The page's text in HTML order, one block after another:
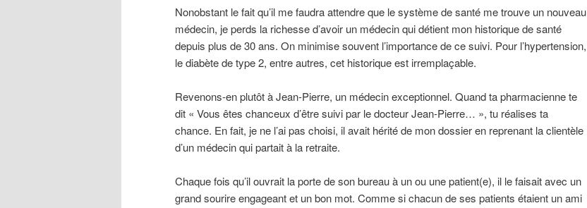
Nonobstant le fait qu’il me faudra attendre que le système de santé me trouve un nouveau
médecin, je perds la richesse d’avoir un médecin qui détient mon historique de santé
depuis plus de 30 ans. On minimise souvent l’importance de ce suivi. Pour l’hypertension,
le diabète de type 2, entre autres, cet historique est irremplaçable.
Revenons-en plutôt à Jean-Pierre, un médecin exceptionnel. Quand ta pharmacienne te
dit « Vous êtes chanceux d’être suivi par le docteur Jean-Pierre… », tu réalises ta
chance. En fait, je ne l’ai pas choisi, il avait hérité de mon dossier en reprenant la clientèle
d’un médecin qui partait à la retraite.
Chaque fois qu’il ouvrait la porte de son bureau à un ou une patient(e), il le faisait avec un
grand sourire engageant et un bon mot. Comme si chacun de ses patients étaient un ami